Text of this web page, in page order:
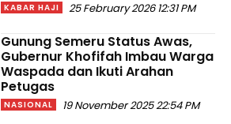
KABAR HAJI 25 February 2026 12:31 PM
Gunung Semeru Status Awas,
Gubernur Khofifah Imbau Warga
Waspada dan Ikuti Arahan
Petugas
NASIONAL 19 November 2025 22:54 PM